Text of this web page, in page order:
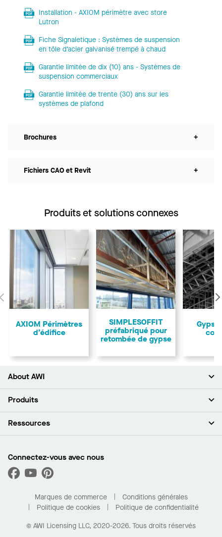
Installation - AXIOM périmètre avec store
Lutron
Fiche Signaletique : Systèmes de suspension
en tôle d’acier galvanisé trempé à chaud
Garantie limitée de dix (10) ans - Systèmes de
suspension commerciaux
Garantie limitée de trente (30) ans sur les
systèmes de plafond
Brochures +
Fichiers CAO et Revit +
Produits et solutions connexes
Précédent
AXIOM Périmètres
d’édifice
SIMPLESOFFIT
préfabriqué pour
retombée de gypse
About AWI
À propos de nous
Espace presse
Quelles sont mes options d’achat?
Produits
Plafonds
Capacités sur mesure
Performance
Ressources
Trouver un distributeur
Trouver un distributeur
Pour la maison
Connectez-vous avec nous
Marques de commerce
Conditions générales
Politique de cookies
Politique de confidentialité
© AWI Licensing LLC, 2020-2026. Tous droits réservés